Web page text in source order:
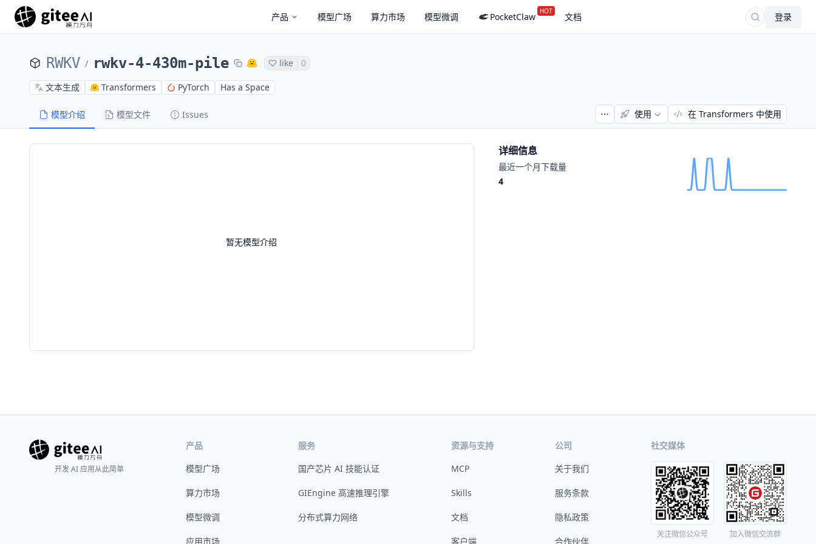
产品 模型广场 算力市场 模型微调 PocketClaw HOT 文档 登录
RWKV / rwkv-4-430m-pile like 0
文本生成 Transformers PyTorch Has a Space
模型介绍 模型文件 Issues 使用 在 Transformers 中使用
暂无模型介绍
详细信息
最近一个月下载量
4
开发 AI 应用从此简单
产品
模型广场
算力市场
模型微调
应用市场
服务
国产芯片 AI 技能认证
GIEngine 高速推理引擎
分布式算力网络
资源与支持
MCP
Skills
文档
客户端
公司
关于我们
服务条款
隐私政策
合作伙伴
社交媒体
关注微信公众号 加入微信交流群